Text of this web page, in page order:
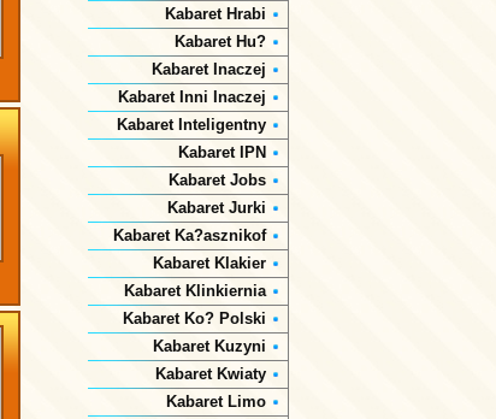
Kabaret Hrabi
Kabaret Hu?
Kabaret Inaczej
Kabaret Inni Inaczej
Kabaret Inteligentny
Kabaret IPN
Kabaret Jobs
Kabaret Jurki
Kabaret Ka?asznikof
Kabaret Klakier
Kabaret Klinkiernia
Kabaret Ko? Polski
Kabaret Kuzyni
Kabaret Kwiaty
Kabaret Limo